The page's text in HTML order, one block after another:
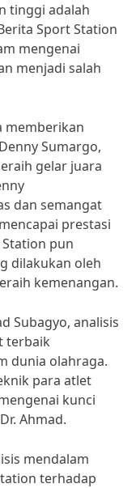
tinggi adalah
Sport Station
mengenai
menjadi salah
memberikan
Sumargo,
gelar juara
dan semangat
prestasi
pun
dilakukan oleh
kemenangan.
Subagyo, analisis
terbaik
dunia olahraga.
para atlet
kunci
Ahmad.
mendalam
terhadap